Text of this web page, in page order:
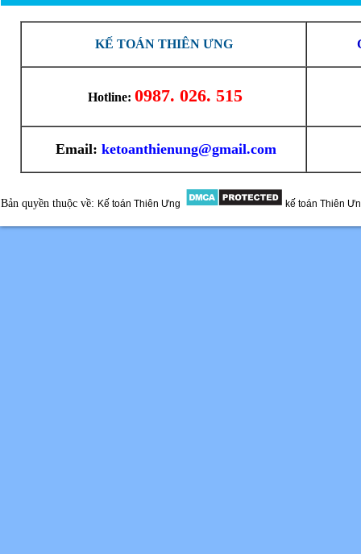
KẾ TOÁN THIÊN ƯNG
Hotline: 0987. 026. 515
Email: ketoanthienung@gmail.com
Bản quyền thuộc về: Kế toán Thiên Ưng kế toán Thiên